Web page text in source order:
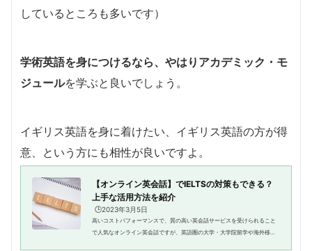
しているところも多いです）
学術英語を身につけるなら、やはりアカデミック・モ
ジュールを学ぶと良いでしょう。
イギリス英語を身に着けたい、イギリス英語の方が得
意、という方にも相性が良いですよ。
【オンライン英会話】でIELTSの対策もできる？
上手な活用方法を紹介
🕒️2023年3月5日
高いコストパフォーマンスで、質の高い英会話サービスを受けられること
で人気なオンライン英会話ですが、英語圏の大学・大学院留学や海外移住